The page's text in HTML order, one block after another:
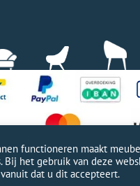
website door
functioneren maakt
Bij het gebruik van deze
dat u dit accepteert.